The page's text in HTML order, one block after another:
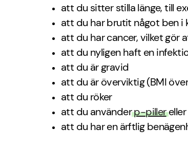
att du sitter stilla länge, till
att du har brutit något ben
att du har cancer, vilket gör
att du nyligen haft en
att du är gravid
att du är överviktig (BMI
att du röker
att du använderp-pillereller
att du har en ärftlig